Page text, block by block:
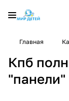
Главная
Кпб
"панели"